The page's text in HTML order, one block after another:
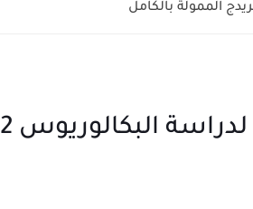
الممولة بالكامل